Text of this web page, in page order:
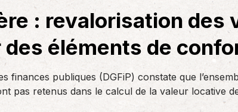
producteurs ou…: revalorisation des
éléments de
finances publiques (DGFiP) constate que
pas retenus dans le calcul de la valeur locative